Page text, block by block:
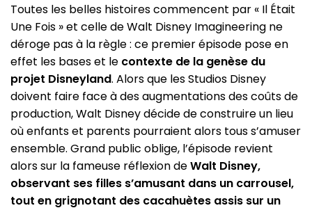
Toutes les belles histoires commencent par « Il Était
Une Fois » et celle de Walt Disney Imagineering ne
déroge pas à la règle : ce premier épisode pose en
effet les bases et le contexte de la genèse du
projet Disneyland. Alors que les Studios Disney
doivent faire face à des augmentations des coûts de
production, Walt Disney décide de construire un lieu
où enfants et parents pourraient alors tous s’amuser
ensemble. Grand public oblige, l’épisode revient
alors sur la fameuse réflexion deWalt Disney,
observant ses filles s’amusant dans un carrousel,
tout en grignotant des cacahuètes assis sur un